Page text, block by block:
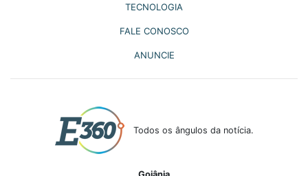
TECNOLOGIA
FALE CONOSCO
ANUNCIE
Todos os ângulos da notícia.